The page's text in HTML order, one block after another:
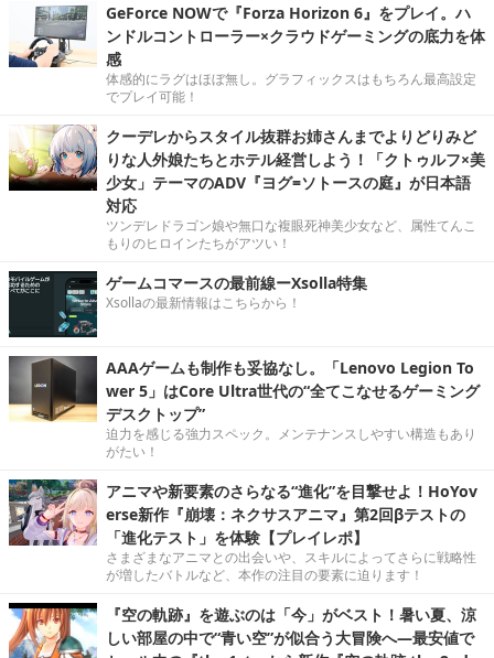
GeForce NOWで『Forza Horizon 6』をプレイ。ハ
ンドルコントローラー×クラウドゲーミングの底力を体
感
体感的にラグはほぼ無し。グラフィックスはもちろん最高設定
でプレイ可能！
クーデレからスタイル抜群お姉さんまでよりどりみど
りな人外娘たちとホテル経営しよう！「クトゥルフ×美
少女」テーマのADV『ヨグ=ソトースの庭』が日本語
対応
ツンデレドラゴン娘や無口な複眼死神美少女など、属性てんこ
もりのヒロインたちがアツい！
ゲームコマースの最前線ーXsolla特集
Xsollaの最新情報はこちらから！
AAAゲームも制作も妥協なし。「Lenovo Legion To
wer 5」はCore Ultra世代の“全てこなせるゲーミング
デスクトップ”
迫力を感じる強力スペック。メンテナンスしやすい構造もあり
がたい！
アニマや新要素のさらなる“進化”を目撃せよ！HoYov
erse新作『崩壊：ネクサスアニマ』第2回βテストの
「進化テスト」を体験【プレイレポ】
さまざまなアニマとの出会いや、スキルによってさらに戦略性
が増したバトルなど、本作の注目の要素に迫ります！
『空の軌跡』を遊ぶのは「今」がベスト！暑い夏、涼
しい部屋の中で“青い空”が似合う大冒険へ―最安値で